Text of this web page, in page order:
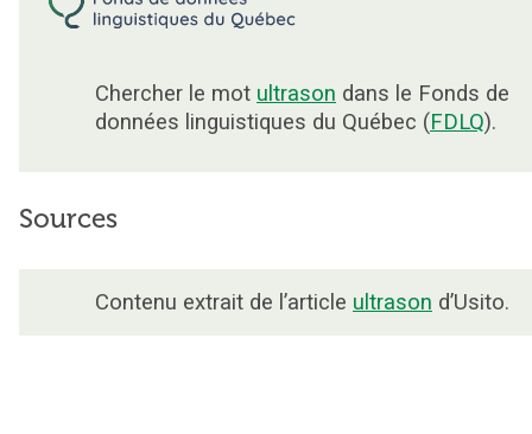
Chercher le mot ultrason dans le Fonds de
données linguistiques du Québec (FDLQ).
Sources
Contenu extrait de l’article ultrason d’Usito.